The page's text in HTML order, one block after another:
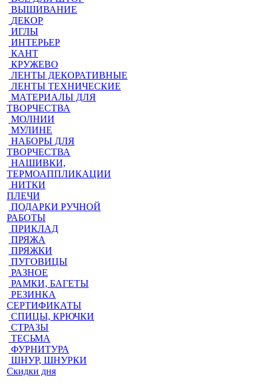
ВЫШИВАНИЕ
ДЕКОР
ИГЛЫ
ИНТЕРЬЕР
КАНТ
КРУЖЕВО
ЛЕНТЫ ДЕКОРАТИВНЫЕ
ЛЕНТЫ ТЕХНИЧЕСКИЕ
МАТЕРИАЛЫ ДЛЯ
ТВОРЧЕСТВА
МОЛНИИ
МУЛИНЕ
НАБОРЫ ДЛЯ
ТВОРЧЕСТВА
НАШИВКИ,
ТЕРМОАППЛИКАЦИИ
НИТКИ
ПЛЕЧИ
ПОДАРКИ РУЧНОЙ
РАБОТЫ
ПРИКЛАД
ПРЯЖА
ПРЯЖКИ
ПУГОВИЦЫ
РАЗНОЕ
РАМКИ, БАГЕТЫ
РЕЗИНКА
СЕРТИФИКАТЫ
СПИЦЫ, КРЮЧКИ
СТРАЗЫ
ТЕСЬМА
ФУРНИТУРА
ШНУР, ШНУРКИ
Скидки дня